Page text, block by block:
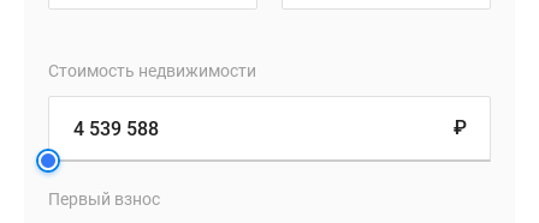
самокатов
велосипедов.
корпусах
представлены
квартиры
Стоимость недвижимости
₽
Первый взнос